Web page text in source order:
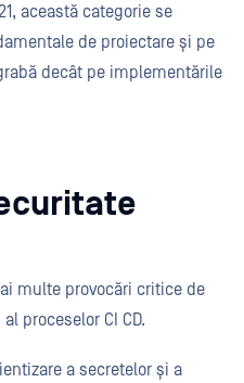
această categorie se
de proiectare și pe
decât pe implementările
multe provocări critice de
proceselor CI CD.
a secretelor și a